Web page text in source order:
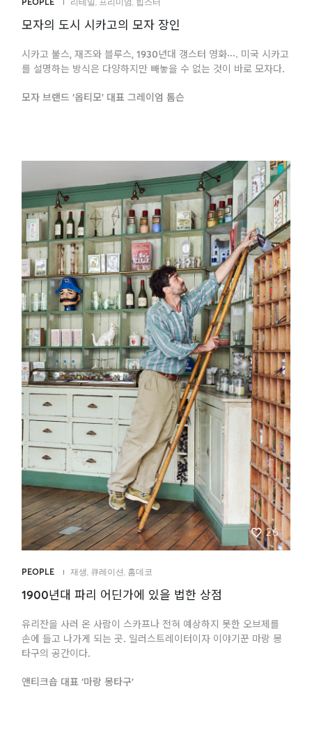
모자의 도시 시카고의 모자 장인
시카고 불스, 재즈와 블루스, 1930년대 갱스터 영화···. 미국 시카고
를 설명하는 방식은 다양하지만 빼놓을 수 없는 것이 바로 모자다.
모자 브랜드 ‘옵티모’ 대표 그레이엄 톰슨
26
PEOPLE 재생 큐레이션 홈데코
1900년대 파리 어딘가에 있을 법한 상점
유리잔을 사러 온 사람이 스카프나 전혀 예상하지 못한 오브제를
손에 들고 나가게 되는 곳. 일러스트레이터이자 이야기꾼 마랑 몽
타구의 공간이다.
앤티크숍 대표 ‘마랑 몽타구’